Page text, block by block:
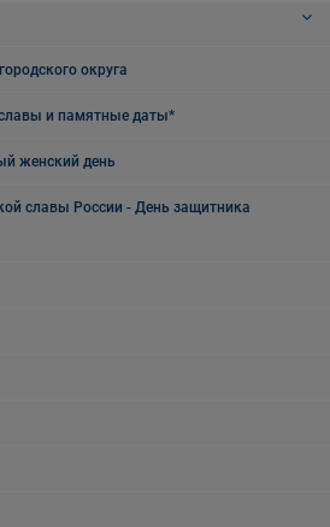
округа
и памятные даты*
женский день
славы России - День защитника